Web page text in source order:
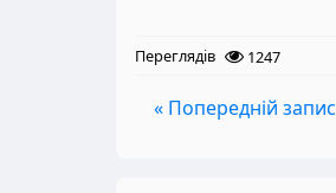
Переглядів 1247
« Попередній запис